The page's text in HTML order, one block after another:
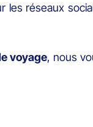
les réseaux
voyage, nous